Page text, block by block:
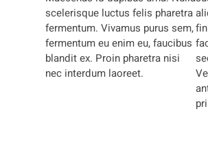
scelerisque luctus felis pharetra
fermentum. Vivamus purus sem,
fermentum eu enim eu, faucibus
blandit ex. Proin pharetra nisi
nec interdum laoreet.